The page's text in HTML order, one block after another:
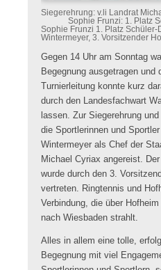
Siegerehrung: v.li Landrat
Sophie Frunzi: 1. Platz
Sophie Frunzi 1. Platz Schüler-
Wintermeyer, 3. Vorsitzender
Gegen 14 Uhr am Sonntag
Begegnung ausgetragen und
Turnierleitung konnte kurz
durch den Landesfachwart
lassen. Zur Siegerehrung
die Sportlerinnen und
Wintermeyer als Chef der
Michael Cyriax angereist.
wurde durch den 3.
vertreten. Ringtennis und
Verbindung, die über
nach Wiesbaden strahlt.
Alles in allem eine tolle,
Begegnung mit viel